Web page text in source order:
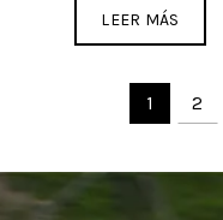
LEER MÁS
1 2